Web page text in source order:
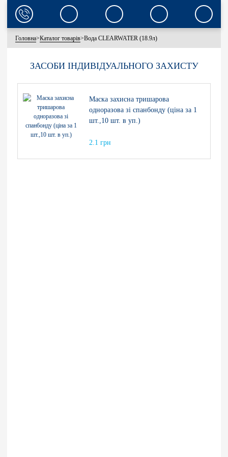
Головна>Каталог товарів>Вода CLEARWATER (18.9л)
ЗАСОБИ ІНДИВІДУАЛЬНОГО ЗАХИСТУ
Маска захисна тришарова
одноразова зі спанбонду (ціна за 1
шт.,10 шт. в уп.)
2.1 грн